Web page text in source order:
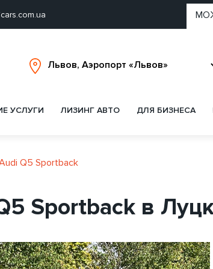
УСЛУГИ ЛИЗИНГ АВТО ДЛЯ БИЗНЕСА
Q5 Sportback
Sportback в